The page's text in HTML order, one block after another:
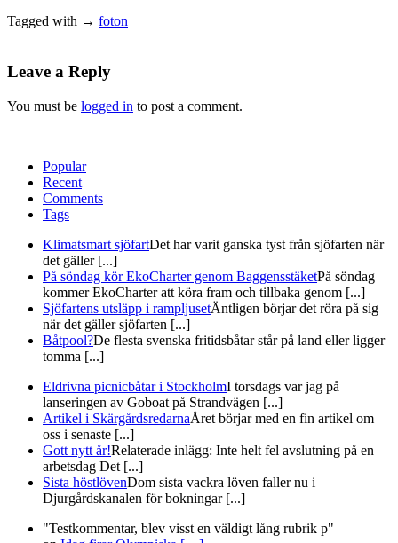
Tagged with → foton
Leave a Reply
You must be logged in to post a comment.
Popular
Recent
Comments
Tags
Klimatsmart sjöfartDet har varit ganska tyst från sjöfarten när
det gäller [...]
På söndag kör EkoCharter genom BaggensstäketPå söndag
kommer EkoCharter att köra fram och tillbaka genom [...]
Sjöfartens utsläpp i rampljusetÄntligen börjar det röra på sig
när det gäller sjöfarten [...]
Båtpool?De flesta svenska fritidsbåtar står på land eller ligger
tomma [...]
Eldrivna picnicbåtar i StockholmI torsdags var jag på
lanseringen av Goboat på Strandvägen [...]
Artikel i SkärgårdsredarnaÅret börjar med en fin artikel om
oss i senaste [...]
Gott nytt år!Relaterade inlägg: Inte helt fel avslutning på en
arbetsdag Det [...]
Sista höstlövenDom sista vackra löven faller nu i
Djurgårdskanalen för bokningar [...]
"Testkommentar, blev visst en väldigt lång rubrik p"